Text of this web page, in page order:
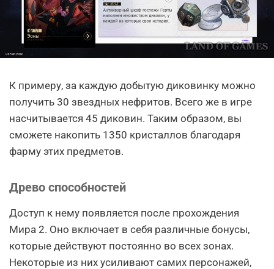
К примеру, за каждую добытую диковинку можно
получить 30 звездных нефритов. Всего же в игре
насчитывается 45 диковин. Таким образом, вы
сможете накопить 1350 кристаллов благодаря
фарму этих предметов.
Древо способностей
Доступ к нему появляется после прохождения
Мира 2. Оно включает в себя различные бонусы,
которые действуют постоянно во всех зонах.
Некоторые из них усиливают самих персонажей,